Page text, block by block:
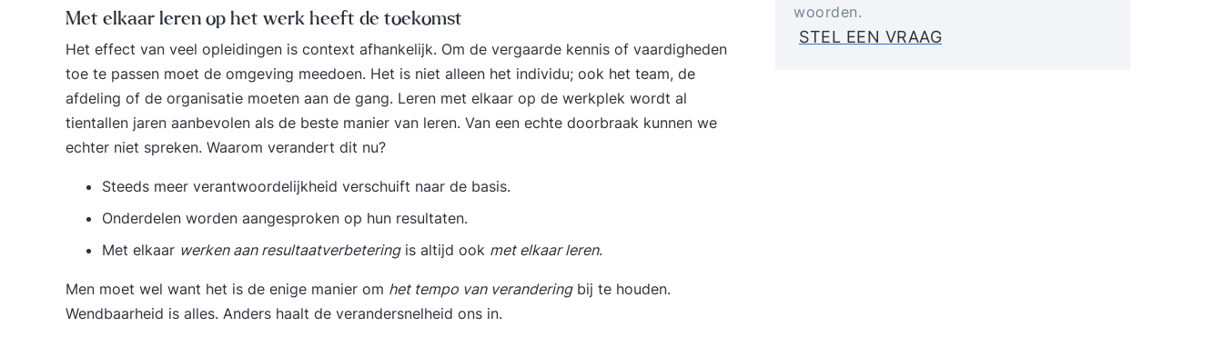
Met elkaar leren op het werk heeft de toekomst
Het effect van veel opleidingen is context afhankelijk. Om de vergaarde kennis of vaardigheden
toe te passen moet de omgeving meedoen. Het is niet alleen het individu; ook het team, de
afdeling of de organisatie moeten aan de gang. Leren met elkaar op de werkplek wordt al
tientallen jaren aanbevolen als de beste manier van leren. Van een echte doorbraak kunnen we
echter niet spreken. Waarom verandert dit nu?
Steeds meer verantwoordelijkheid verschuift naar de basis.
Onderdelen worden aangesproken op hun resultaten.
Met elkaar werken aan resultaatverbeteringis altijd ook met elkaar leren.
Men moet wel want het is de enige manier om het tempo van veranderingbij te houden.
Wendbaarheid is alles. Anders haalt de verandersnelheid ons in.
woorden.
STEL EEN VRAAG